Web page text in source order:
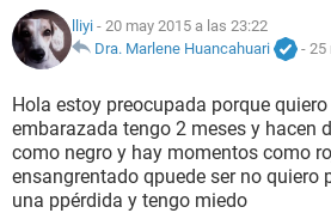
NUTRICIÓN
BIENESTAR
SEXUALIDAD
lliyi - 20 may 2015 a las 23:22
Dra. Marlene Huancahuari
- 25
Hola estoy preocupada porque
embarazada tengo 2 meses y hacen
como negro y hay momentos como
ensangrentado qpuede ser no quiero
una ppérdida y tengo miedo